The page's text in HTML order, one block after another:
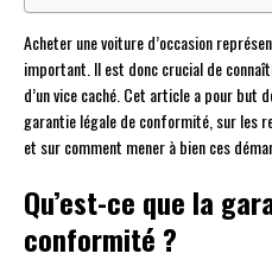
Acheter une voiture d’occasion
important. Il est donc crucial de
d’un vice caché. Cet article a pour but
garantie légale de conformité, sur les
et sur comment mener à bien ces
Qu’est-ce que la
conformité ?